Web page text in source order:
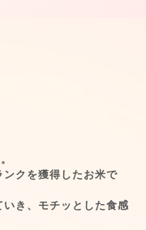
クを獲得したお米で
き、モチッとした食感